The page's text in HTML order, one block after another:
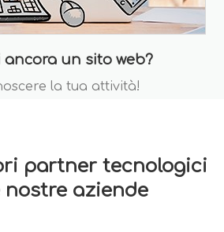
ancora un sito web?
la tua attività!
partner tecnologici
nostre aziende